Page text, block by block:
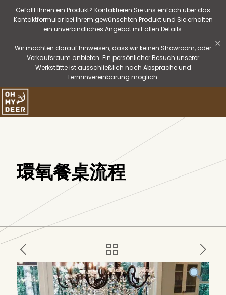
Gefällt Ihnen ein Produkt? Kontaktieren Sie uns einfach über das
Kontaktformular bei Ihrem gewünschten Produkt und Sie erhalten
ein unverbindliches Angebot mit allen Details.
Wir möchten darauf hinweisen, dass wir keinen Showroom, oder
Verkaufsraum anbieten. Ein persönlicher Besuch unserer
Werkstätte ist ausschließlich nach Absprache und
Terminvereinbarung möglich.
✕
環氧餐桌流程